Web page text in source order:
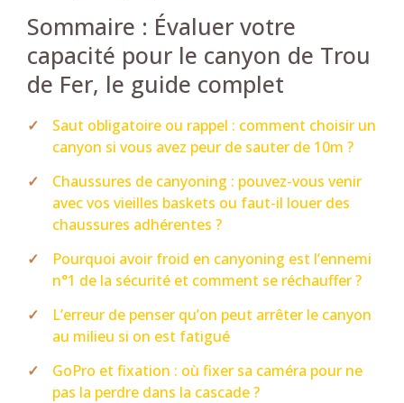
Sommaire : Évaluer votre
capacité pour le canyon de Trou
de Fer, le guide complet
Saut obligatoire ou rappel : comment choisir un
canyon si vous avez peur de sauter de 10m ?
Chaussures de canyoning : pouvez-vous venir
avec vos vieilles baskets ou faut-il louer des
chaussures adhérentes ?
Pourquoi avoir froid en canyoning est l’ennemi
n°1 de la sécurité et comment se réchauffer ?
L’erreur de penser qu’on peut arrêter le canyon
au milieu si on est fatigué
GoPro et fixation : où fixer sa caméra pour ne
pas la perdre dans la cascade ?